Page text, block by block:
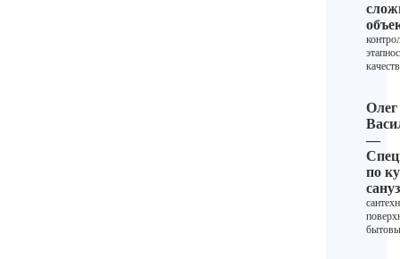
Олег
—
по